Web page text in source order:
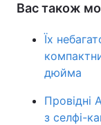
Вас також
Їх
дюйма
Провідні
з селфі-